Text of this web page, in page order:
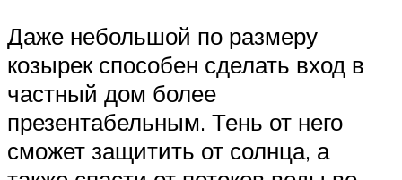
Даже небольшой по размеру
козырек способен сделать вход в
частный дом более
презентабельным. Тень от него
сможет защитить от солнца, а